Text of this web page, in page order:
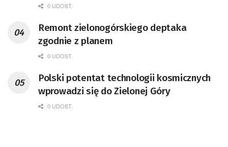
0 UDOST.
Remont zielonogórskiego deptaka
zgodnie z planem
0 UDOST.
Polski potentat technologii kosmicznych
wprowadzi się do Zielonej Góry
0 UDOST.